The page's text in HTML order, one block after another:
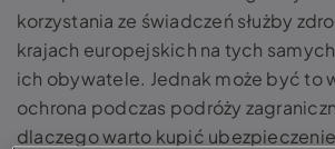
korzystania ze świadczeń służby
krajach europejskich na tych
ich obywatele. Jednak może być to
ochrona podczas podróży
dlaczego warto kupić